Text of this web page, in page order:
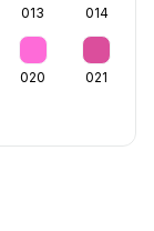
013 014
020 021